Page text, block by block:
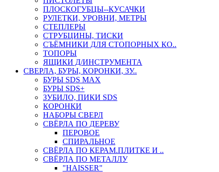
ПЛОСКОГУБЦЫ--КУСАЧКИ
РУЛЕТКИ, УРОВНИ, МЕТРЫ
СТЕПЛЕРЫ
СТРУБЦИНЫ, ТИСКИ
СЪЁМНИКИ ДЛЯ СТОПОРНЫХ КО..
ТОПОРЫ
ЯЩИКИ Д/ИНСТРУМЕНТА
СВЕРЛА, БУРЫ, КОРОНКИ, ЗУ..
БУРЫ SDS MAX
БУРЫ SDS+
ЗУБИЛО, ПИКИ SDS
КОРОНКИ
НАБОРЫ СВЕРЛ
СВЁРЛА ПО ДЕРЕВУ
ПЕРОВОЕ
СПИРАЛЬНОЕ
СВЁРЛА ПО КЕРАМ.ПЛИТКЕ И ..
СВЁРЛА ПО МЕТАЛЛУ
"HAISSER"